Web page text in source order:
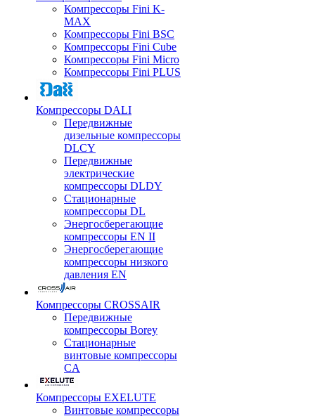
Компрессоры Fini K-
MAX
Компрессоры Fini BSC
Компрессоры Fini Cube
Компрессоры Fini Micro
Компрессоры Fini PLUS
Компрессоры DALI
Передвижные
дизельные компрессоры
DLCY
Передвижные
электрические
компрессоры DLDY
Стационарные
компрессоры DL
Энергосберегающие
компрессоры EN II
Энергосберегающие
компрессоры низкого
давления EN
Компрессоры CROSSAIR
Передвижные
компрессоры Borey
Стационарные
винтовые компрессоры
CA
Компрессоры EXELUTE
Винтовые компрессоры